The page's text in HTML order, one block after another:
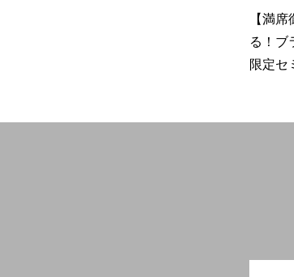
る！ブランドづくり 5step